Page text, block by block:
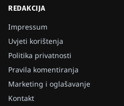
REDAKCIJA
Impressum
Uvjeti korištenja
Politika privatnosti
Pravila komentiranja
Marketing i oglašavanje
Kontakt